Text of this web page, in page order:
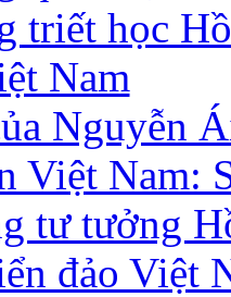
triết học
Nam
Nguyễn
Việt Nam:
tư tưởng
đảo Việt